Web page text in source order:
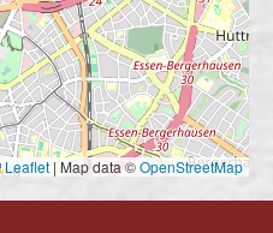
Leaflet |Map data ©OpenStreetMap